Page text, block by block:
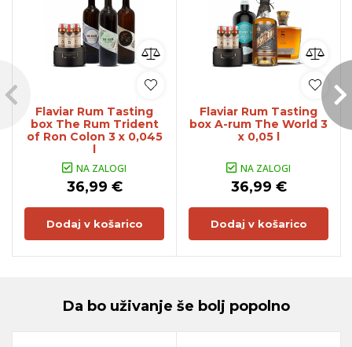
Flaviar Rum Tasting
box The Rum Trident
of Ron Colon 3 x 0,045
l
NA ZALOGI
36,99 €
Dodaj v košarico
Flaviar Rum Tasting
box A-rum The World 3
x 0,05 l
NA ZALOGI
36,99 €
Dodaj v košarico
Da bo uživanje še bolj popolno